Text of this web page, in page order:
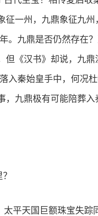
一州，九鼎象征九州
。九鼎是否仍然存在
但《汉书》却说，九
入秦始皇手中，何况
，九鼎极有可能陪葬
太平天国巨额珠宝失